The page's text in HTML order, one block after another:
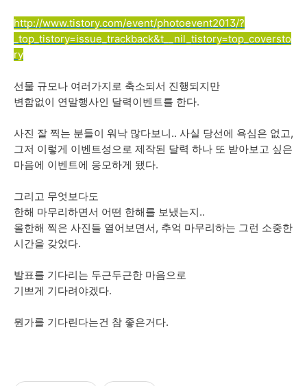
http://www.tistory.com/event/photoevent2013/?
_top_tistory=issue_trackback&t__nil_tistory=top_coversto
ry
선물 규모나 여러가지로 축소되서 진행되지만
변함없이 연말행사인 달력이벤트를 한다.
사진 잘 찍는 분들이 워낙 많다보니.. 사실 당선에 욕심은 없고,
그저 이렇게 이벤트성으로 제작된 달력 하나 또 받아보고 싶은
마음에 이벤트에 응모하게 됐다.
그리고 무엇보다도
한해 마무리하면서 어떤 한해를 보냈는지..
올한해 찍은 사진들 열어보면서, 추억 마무리하는 그런 소중한
시간을 갖었다.
발표를 기다리는 두근두근한 마음으로
기쁘게 기다려야겠다.
뭔가를 기다린다는건 참 좋은거다.